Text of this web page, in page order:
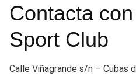
Contacta
Sport Club
Calle Viñagrande s/n – Cubas